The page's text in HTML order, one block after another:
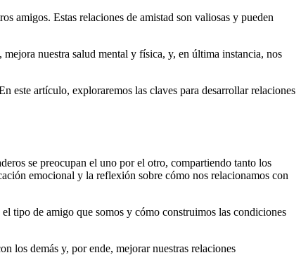
amigos. Estas relaciones de amistad son valiosas y pueden
nuestra salud mental y física, y, en última instancia, nos
este artículo, exploraremos las claves para desarrollar relaciones
se preocupan el uno por el otro, compartiendo tanto los
emocional y la reflexión sobre cómo nos relacionamos con
tipo de amigo que somos y cómo construimos las condiciones
los demás y, por ende, mejorar nuestras relaciones